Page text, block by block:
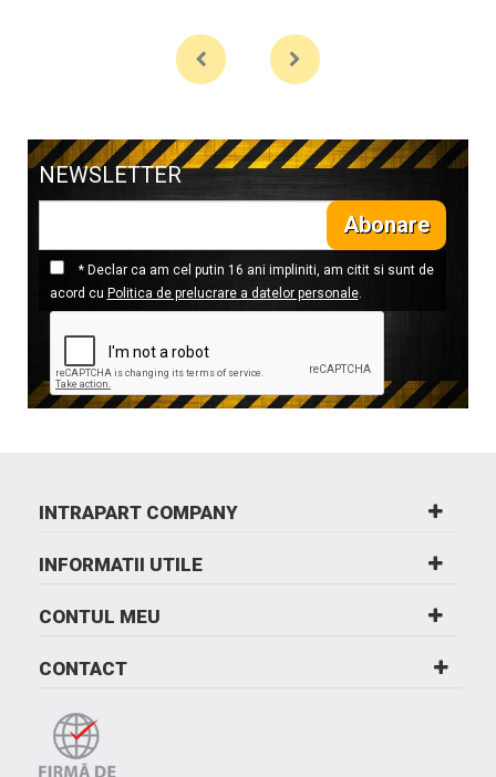
NEWSLETTER
Abonare
* Declar ca am cel putin 16 ani impliniti, am citit si sunt de
acord cu Politica de prelucrare a datelor personale.
INTRAPART COMPANY
INFORMATII UTILE
CONTUL MEU
CONTACT